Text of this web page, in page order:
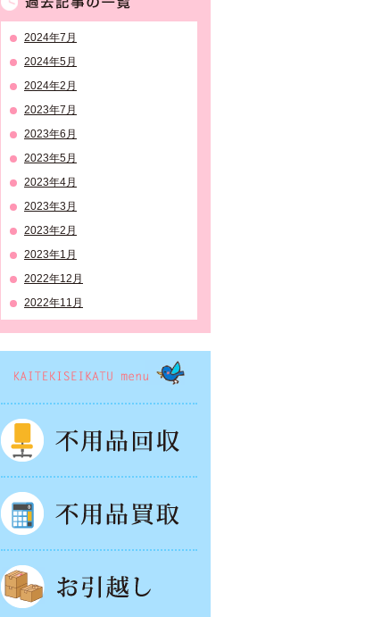
2024年7月
2024年5月
2024年2月
2023年7月
2023年6月
2023年5月
2023年4月
2023年3月
2023年2月
2023年1月
2022年12月
2022年11月